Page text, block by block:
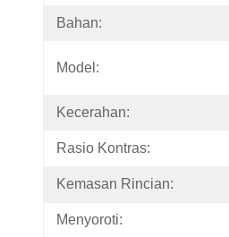
Bahan:
Model:
Kecerahan:
Rasio Kontras:
Kemasan Rincian:
Menyoroti: